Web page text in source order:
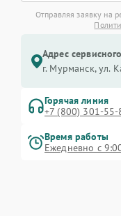
Отправляя заявку на
Адрес
г. Мурманск, ул.
Горячая линия
+7 (800) 301-55-
Время работы
Ежедневно с